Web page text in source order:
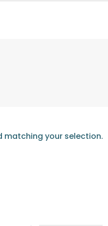
matching your selection.